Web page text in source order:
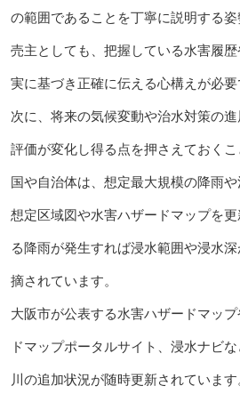
の範囲であることを丁寧に説明する姿
売主としても、把握している水害履
実に基づき正確に伝える心構えが必要
次に、将来の気候変動や治水対策の
評価が変化し得る点を押さえておくこ
国や自治体は、想定最大規模の降雨
想定区域図や水害ハザードマップを
る降雨が発生すれば浸水範囲や浸水
摘されています。
大阪市が公表する水害ハザードマッ
ドマップポータルサイト、浸水ナビ
川の追加状況が随時更新されています